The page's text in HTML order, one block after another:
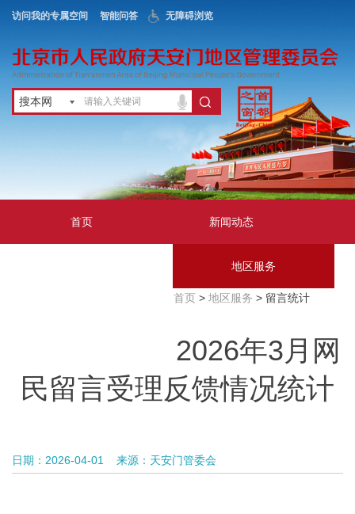
访问我的专属空间 智能问答 无障碍浏览
搜本网
首页 新闻动态
地区服务
首页> 地区服务 > 留言统计
2026年3月网
民留言受理反馈情况统计
日期：2026-04-01 来源：天安门管委会